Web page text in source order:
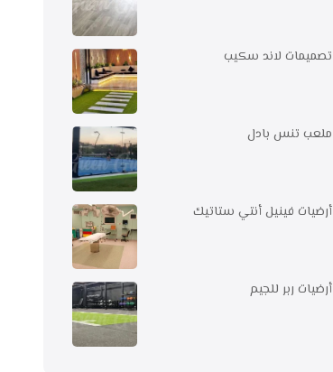
تصميمات لاند سكيب
ملعب تنس بادل
أرضيات فينيل أنتي ستاتيك
أرضيات ربر للجيم